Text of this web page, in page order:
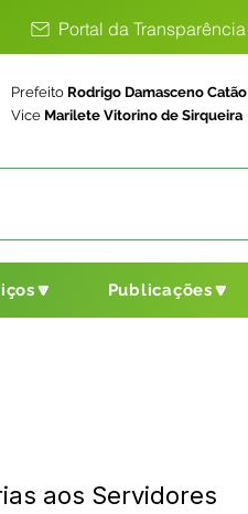
Portal da Transparência
Prefeito Rodrigo Damasceno Catão
Vice Marilete Vitorino de Sirqueira
Publicações🔽
aos Servidores